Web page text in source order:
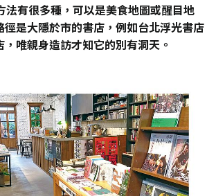
法有很多種，可以是美食地圖或醒目地
徑是大隱於市的書店，例如台北浮光書店
唯親身造訪才知它的別有洞天。